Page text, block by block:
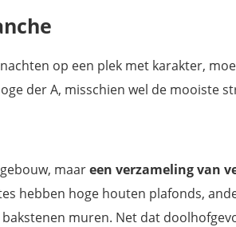
op een plek met karakter,
der A, misschien wel de mooiste
maareen verzameling van
hebben hoge houten plafonds,
muren. Net dat